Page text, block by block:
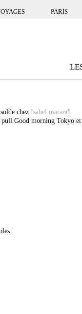
PARIS
chez Isabel marant!
pull Good morning Tokyo